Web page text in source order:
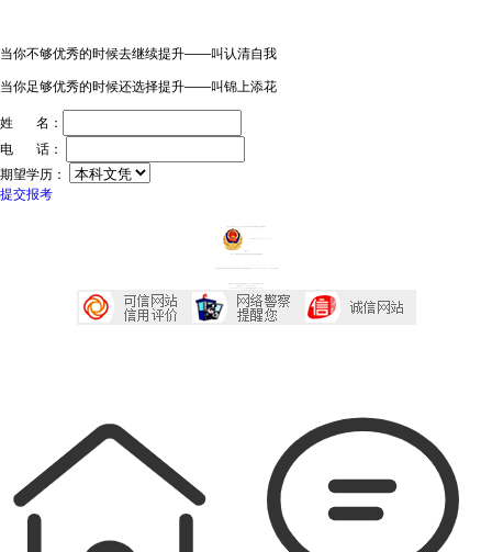
当你不够优秀的时候去继续提升——叫认清自我
当你足够优秀的时候还选择提升——叫锦上添花
姓 名：
电 话：
期望学历：
提交报考